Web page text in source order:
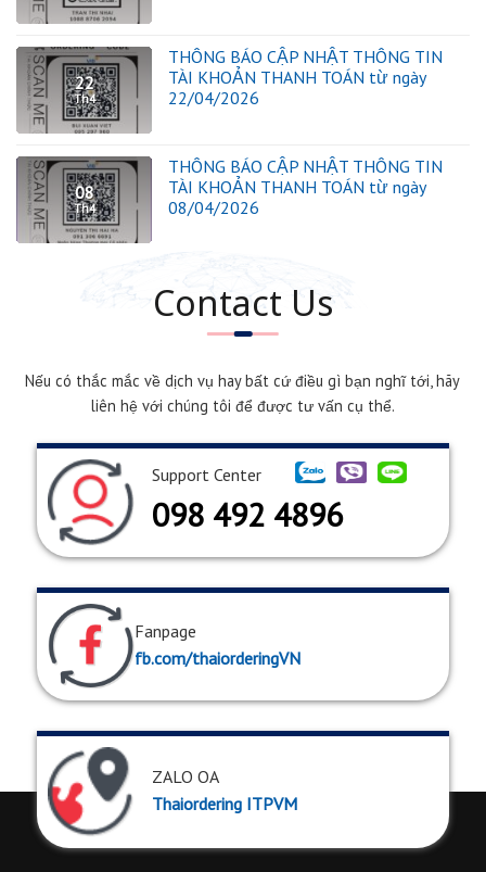
22
Th4
THÔNG BÁO CẬP NHẬT THÔNG TIN
TÀI KHOẢN THANH TOÁN từ ngày
22/04/2026
08
Th4
THÔNG BÁO CẬP NHẬT THÔNG TIN
TÀI KHOẢN THANH TOÁN từ ngày
08/04/2026
Contact Us
Nếu có thắc mắc về dịch vụ hay bất cứ điều gì bạn nghĩ tới, hãy
liên hệ với chúng tôi để được tư vấn cụ thể.
Support Center
098 492 4896
Fanpage
fb.com/thaiorderingVN
ZALO OA
Thaiordering ITPVM